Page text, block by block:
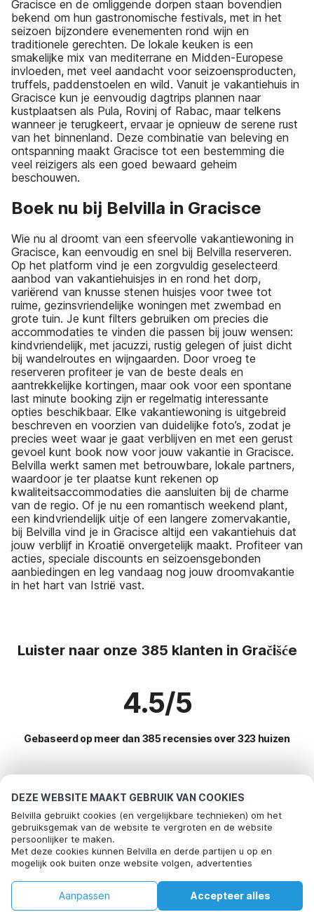
DEZE WEBSITE MAAKT GEBRUIK VAN COOKIES
Belvilla gebruikt cookies (en vergelijkbare technieken) om het
gebruiksgemak van de website te vergroten en de website
persoonlijker te maken.
Met deze cookies kunnen Belvilla en derde partijen u op en
mogelijk ook buiten onze website volgen, advertenties
social media.
Door op "accepteren" te klikken gaat u hiermee akkoord. Meer
Accepteer alles
Aanpassen
Gracisce en de omliggende dorpen staan bovendien
bekend om hun gastronomische festivals, met in het
seizoen bijzondere evenementen rond wijn en
traditionele gerechten. De lokale keuken is een
smakelijke mix van mediterrane en Midden-Europese
invloeden, met veel aandacht voor seizoensproducten,
truffels, paddenstoelen en wild. Vanuit je vakantiehuis in
Gracisce kun je eenvoudig dagtrips plannen naar
kustplaatsen als Pula, Rovinj of Rabac, maar telkens
wanneer je terugkeert, ervaar je opnieuw de serene rust
van het binnenland. Deze combinatie van beleving en
ontspanning maakt Gracisce tot een bestemming die
veel reizigers als een goed bewaard geheim
beschouwen.
Boek nu bij Belvilla in Gracisce
Wie nu al droomt van een sfeervolle vakantiewoning in
Gracisce, kan eenvoudig en snel bij Belvilla reserveren.
Op het platform vind je een zorgvuldig geselecteerd
aanbod van vakantiehuisjes in en rond het dorp,
variërend van knusse stenen huisjes voor twee tot
ruime, gezinsvriendelijke woningen met zwembad en
grote tuin. Je kunt filters gebruiken om precies die
accommodaties te vinden die passen bij jouw wensen:
kindvriendelijk, met jacuzzi, rustig gelegen of juist dicht
bij wandelroutes en wijngaarden. Door vroeg te
reserveren profiteer je van de beste deals en
aantrekkelijke kortingen, maar ook voor een spontane
last minute booking zijn er regelmatig interessante
opties beschikbaar. Elke vakantiewoning is uitgebreid
beschreven en voorzien van duidelijke foto’s, zodat je
precies weet waar je gaat verblijven en met een gerust
gevoel kunt book now voor jouw vakantie in Gracisce.
Belvilla werkt samen met betrouwbare, lokale partners,
waardoor je ter plaatse kunt rekenen op
kwaliteitsaccommodaties die aansluiten bij de charme
van de regio. Of je nu een romantisch weekend plant,
een kindvriendelijk uitje of een langere zomervakantie,
bij Belvilla vind je in Gracisce altijd een vakantiehuis dat
jouw verblijf in Kroatië onvergetelijk maakt. Profiteer van
acties, speciale discounts en seizoensgebonden
aanbiedingen en leg vandaag nog jouw droomvakantie
in het hart van Istrië vast.
Luister naar onze 385 klanten in Gračišće
4.5/5
Gebaseerd op meer dan 385 recensies over 323 huizen
Meest populaire bestemmingen voor
vakantie
Top steden met top voorzieningen voor vakantie
Vakantie appartementen maranovici
Vakantie appartementen pobrezje
Vakantie appartementen cibaca
Populaire voorzieningen voor vakantie in Gracisce
Kindvriendelijke vakantiehuizen
Populaire steden voor vakantie in Midden-kroatie